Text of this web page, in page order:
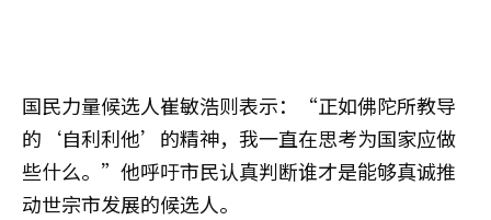
国民力量候选人崔敏浩则表示：“正如佛陀所教导
的‘自利利他’的精神，我一直在思考为国家应做
些什么。”他呼吁市民认真判断谁才是能够真诚推
动世宗市发展的候选人。